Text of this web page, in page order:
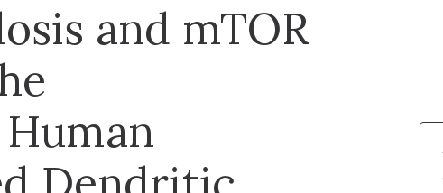
and mTOR